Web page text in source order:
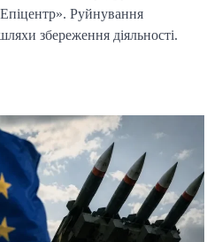
Руйнування
збереження діяльності.